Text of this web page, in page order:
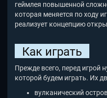
геймлея повышенной
которая меняется по ходу
реализует концепцию
Как играть
Прежде всего, перед игрой
которой будем играть. Их
вулканический